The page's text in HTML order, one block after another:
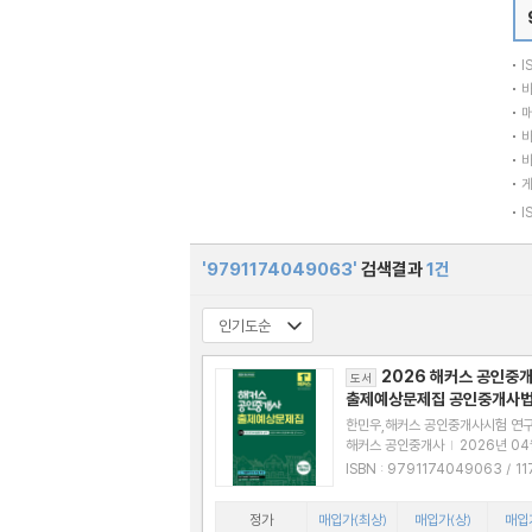
'9791174049063' 검색결과1건
도서
2026 해커스 공인중
출제예상문제집 공인중개사
실무
한민우,해커스 공인중개사시험 연
저
해커스 공인중개사 | 2026년 04
ISBN : 9791174049063 / 1174049
정가
매입가(최상) 매입가(상) 매